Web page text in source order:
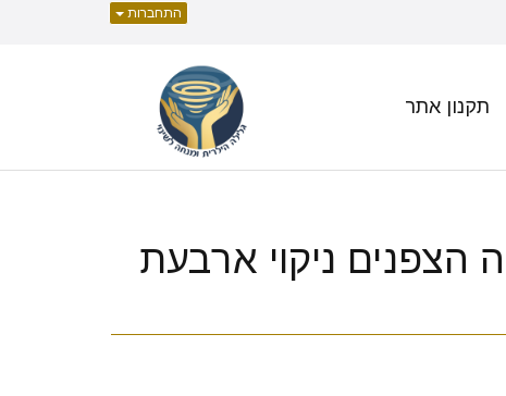
התחברות
תקנון אתר
הצפנים ניקוי ארבעת